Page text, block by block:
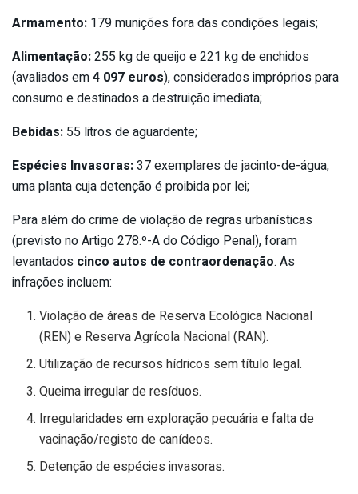
Armamento: 179 munições fora das condições legais;
Alimentação:255 kg de queijo e 221 kg de enchidos
(avaliados em4 097 euros), considerados impróprios para
consumo e destinados a destruição imediata;
Bebidas: 55 litros de aguardente;
Espécies Invasoras:37 exemplares de jacinto-de-água,
uma planta cuja detenção é proibida por lei;
Para além do crime de violação de regras urbanísticas
(previsto no Artigo 278.º-A do Código Penal), foram
levantados cinco autos de contraordenação. As
infrações incluem:
Violação de áreas de Reserva Ecológica Nacional
(REN) e Reserva Agrícola Nacional (RAN).
Utilização de recursos hídricos sem título legal.
Queima irregular de resíduos.
Irregularidades em exploração pecuária e falta de
vacinação/registo de canídeos.
Detenção de espécies invasoras.